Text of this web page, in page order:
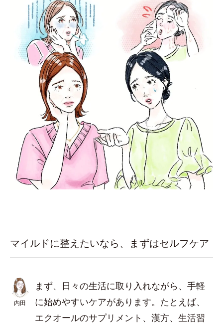
マイルドに整えたいなら、まずはセルフケア
内田
まず、日々の生活に取り入れながら、手軽
に始めやすいケアがあります。たとえば、
エクオールのサプリメント、漢方、生活習